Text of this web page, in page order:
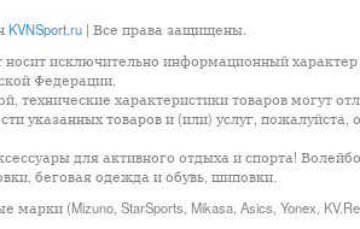
KVNSport.ru| Все права защищены.
исключительно информационный
Федерации.
характеристики товаров могут
указанных товаров и (или) услуг,
для активного отдыха и спорта!
беговая одежда и обувь, шиповки.
(Mizuno, StarSports, Mikasa, Asics, Yonex,